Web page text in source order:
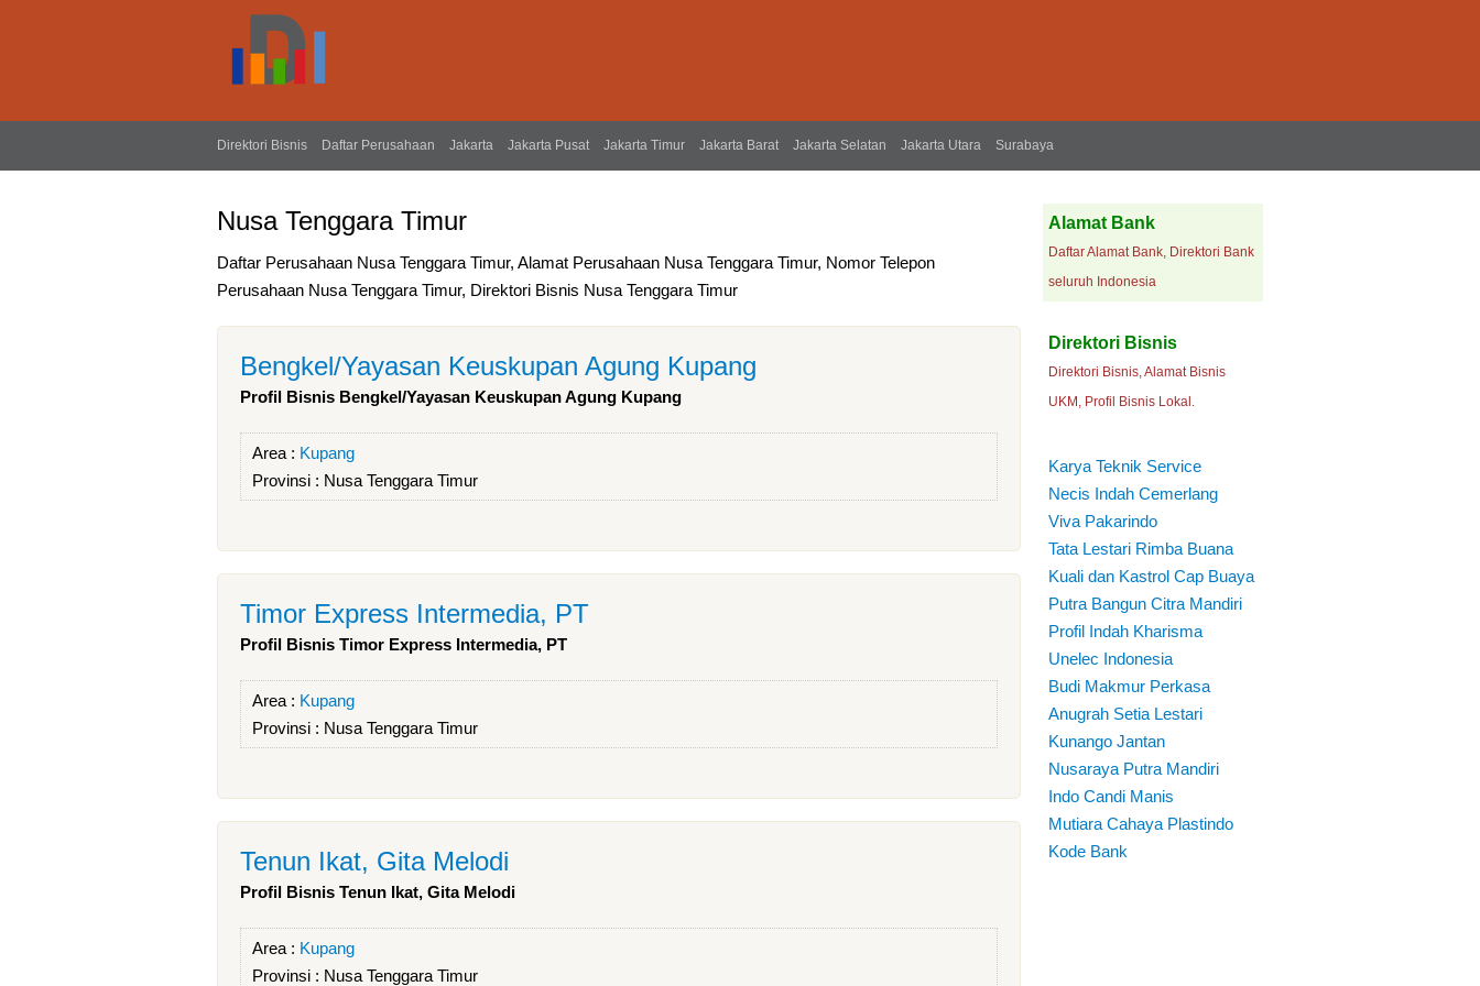
Direktori Bisnis Daftar Perusahaan Jakarta Jakarta Pusat Jakarta Timur Jakarta Barat Jakarta Selatan Jakarta Utara Surabaya
Nusa Tenggara Timur
Daftar Perusahaan Nusa Tenggara Timur, Alamat Perusahaan Nusa Tenggara Timur, Nomor Telepon
Perusahaan Nusa Tenggara Timur, Direktori Bisnis Nusa Tenggara Timur
Bengkel/Yayasan Keuskupan Agung Kupang
Profil Bisnis Bengkel/Yayasan Keuskupan Agung Kupang
Area : Kupang
Provinsi : Nusa Tenggara Timur
Timor Express Intermedia, PT
Profil Bisnis Timor Express Intermedia, PT
Area : Kupang
Provinsi : Nusa Tenggara Timur
Tenun Ikat, Gita Melodi
Profil Bisnis Tenun Ikat, Gita Melodi
Area : Kupang
Provinsi : Nusa Tenggara Timur
Alamat Bank
Daftar Alamat Bank, Direktori Bank
seluruh Indonesia
Direktori Bisnis
Direktori Bisnis, Alamat Bisnis
UKM, Profil Bisnis Lokal.
Karya Teknik Service
Necis Indah Cemerlang
Viva Pakarindo
Tata Lestari Rimba Buana
Kuali dan Kastrol Cap Buaya
Putra Bangun Citra Mandiri
Profil Indah Kharisma
Unelec Indonesia
Budi Makmur Perkasa
Anugrah Setia Lestari
Kunango Jantan
Nusaraya Putra Mandiri
Indo Candi Manis
Mutiara Cahaya Plastindo
Kode Bank